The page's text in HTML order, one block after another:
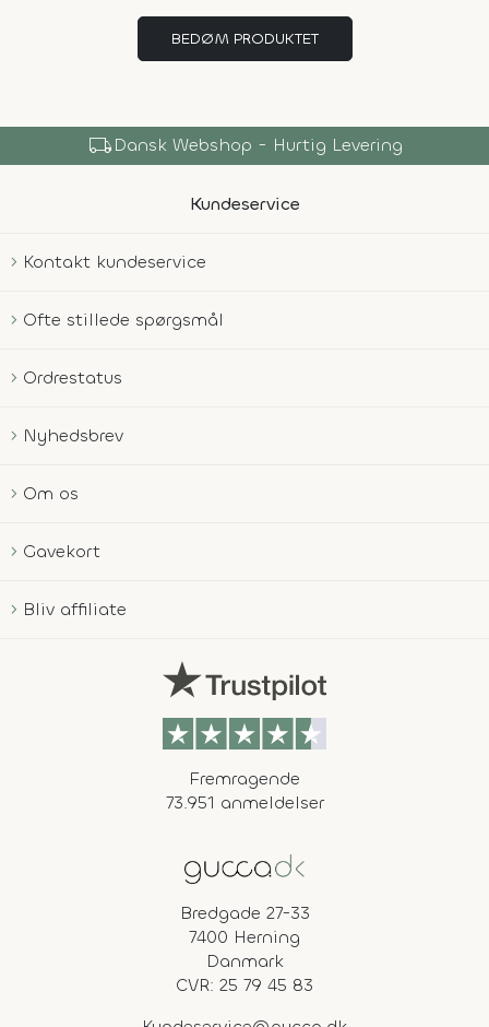
BEDØM PRODUKTET
local_shippingDansk Webshop - Hurtig Levering
Kundeservice
Kontakt kundeservice
Ofte stillede spørgsmål
Ordrestatus
Nyhedsbrev
Om os
Gavekort
Bliv affiliate
Fremragende
73.951 anmeldelser
Bredgade 27-33
7400 Herning
Danmark
CVR: 25 79 45 83